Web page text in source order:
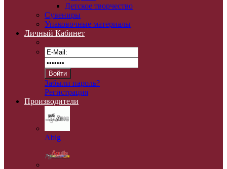
Детское творчество
Сувениры
Упаковочные материалы
Личный Кабинет
Забыли пароль?
Регистрация
Производители
Abig